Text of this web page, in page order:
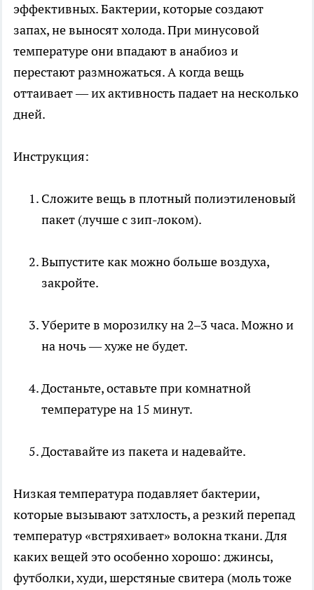
эффективных. Бактерии, которые создают
запах, не выносят холода. При минусовой
температуре они впадают в анабиоз и
перестают размножаться. А когда вещь
оттаивает — их активность падает на несколько
дней.
Инструкция:
Сложите вещь в плотный полиэтиленовый
пакет (лучше с зип-локом).
Выпустите как можно больше воздуха,
закройте.
Уберите в морозилку на 2–3 часа. Можно и
на ночь — хуже не будет.
Достаньте, оставьте при комнатной
температуре на 15 минут.
Доставайте из пакета и надевайте.
Низкая температура подавляет бактерии,
которые вызывают затхлость, а резкий перепад
температур «встряхивает» волокна ткани. Для
каких вещей это особенно хорошо: джинсы,
футболки, худи, шерстяные свитера (моль тоже